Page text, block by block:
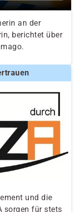
an der
berichtet über
und die
sorgen für stets